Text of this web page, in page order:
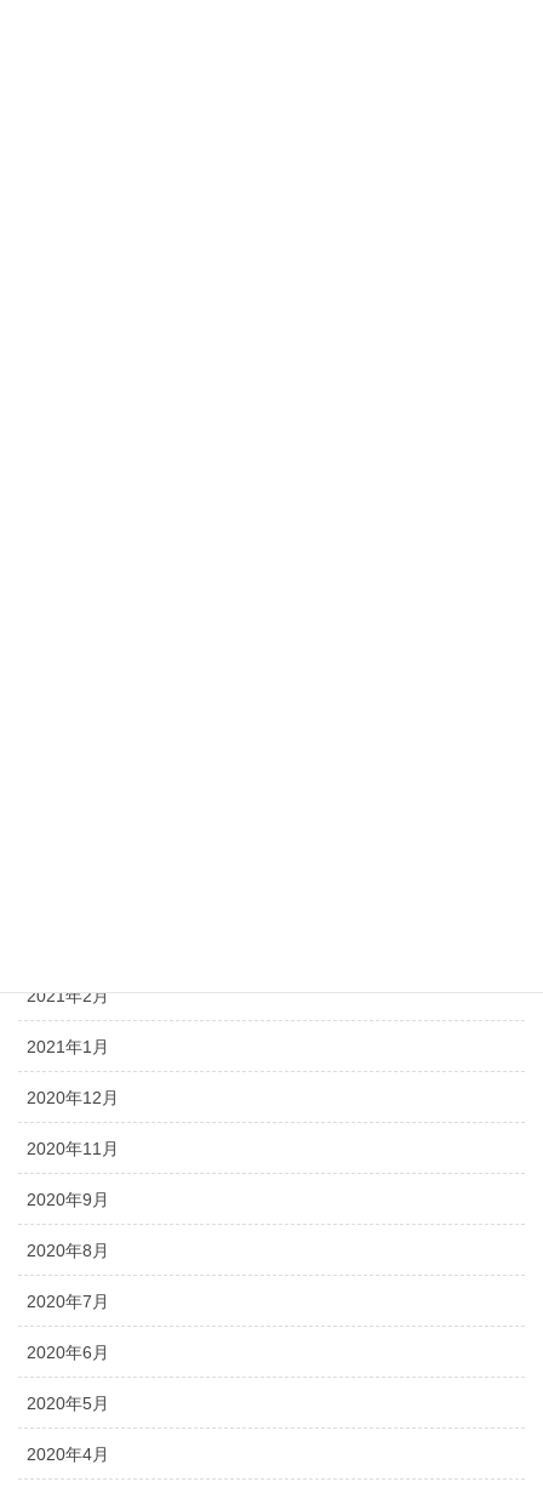
2021年2月
2021年1月
2020年12月
2020年11月
2020年9月
2020年8月
2020年7月
2020年6月
2020年5月
2020年4月